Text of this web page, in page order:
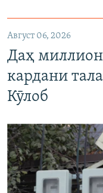
Август 06, 2026
Даҳ
кардани
Кӯлоб